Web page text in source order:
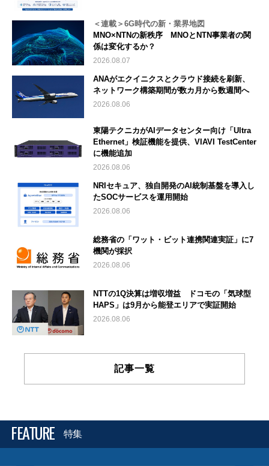
＜連載＞6G時代の新・業界地図
MNO×NTNの新秩序 MNOとNTN事業者の関
係は変化するか？
2026.08.07
ANAがエクイニクスとクラウド接続を刷新、
ネットワーク構築期間が数カ月から数週間へ
2026.08.06
東陽テクニカがAIデータセンター向け「Ultra
Ethernet」検証機能を提供、VIAVI TestCenter
に機能追加
2026.08.06
NRIセキュア、独自開発のAI統制基盤を導入し
たSOCサービスを運用開始
2026.08.06
総務省の「ワット・ビット連携関連実証」に7
機関が採択
2026.08.06
NTTの1Q決算は増収増益 ドコモの「気球型
HAPS」は9月から能登エリアで実証開始
2026.08.06
記事一覧
FEATURE 特集